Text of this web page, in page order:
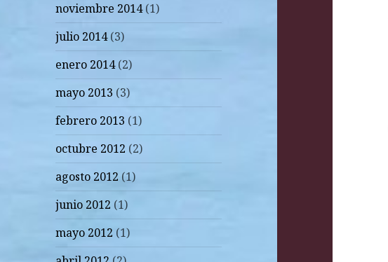
noviembre 2014(1)
julio 2014(3)
enero 2014(2)
mayo 2013 (3)
febrero 2013 (1)
octubre 2012 (2)
agosto 2012 (1)
junio 2012 (1)
mayo 2012 (1)